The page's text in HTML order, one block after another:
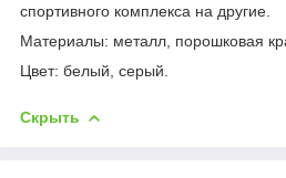
спортивного комплекса на другие.
Материалы: металл, порошковая
Цвет: белый, серый.
Скрыть